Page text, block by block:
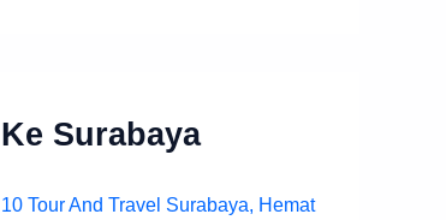
Ke Surabaya
10 Tour And Travel Surabaya, Hemat